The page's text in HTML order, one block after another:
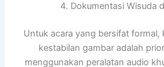
4. Dokumentasi Wisuda
Untuk acara yang bersifat formal,
kestabilan gambar adalah
menggunakan peralatan audio